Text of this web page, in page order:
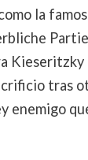
la
Kieseritzky
tras
enemigo